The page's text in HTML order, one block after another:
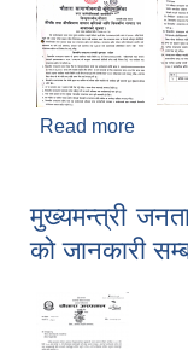
Read more
मुख्यमन्त्री
को जानकारी